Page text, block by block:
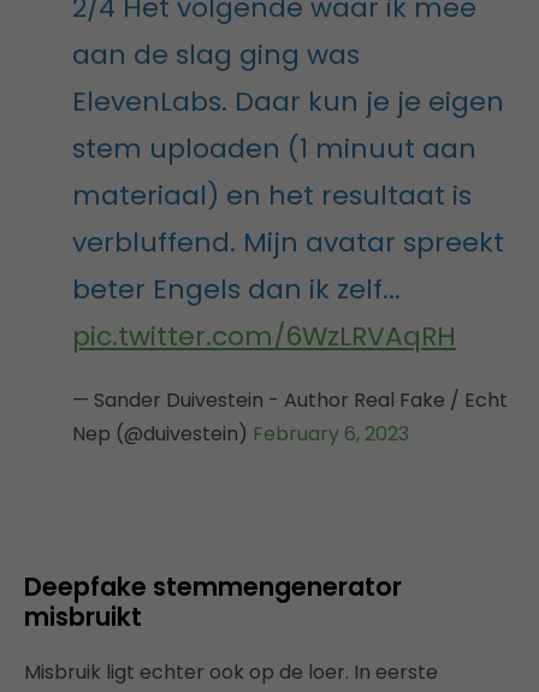
2/4 Het volgende waar ik mee
aan de slag ging was
ElevenLabs. Daar kun je je eigen
stem uploaden (1 minuut aan
materiaal) en het resultaat is
verbluffend. Mijn avatar spreekt
beter Engels dan ik zelf...
pic.twitter.com/6WzLRVAqRH
— Sander Duivestein - Author Real Fake / Echt
Nep (@duivestein) February 6, 2023
Deepfake stemmengenerator
misbruikt
Misbruik ligt echter ook op de loer. In eerste